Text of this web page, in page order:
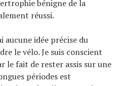
bénigne de la
réussi.
aucune idée précise du
le vélo. Je suis conscient
le fait de rester assis sur une
périodes est